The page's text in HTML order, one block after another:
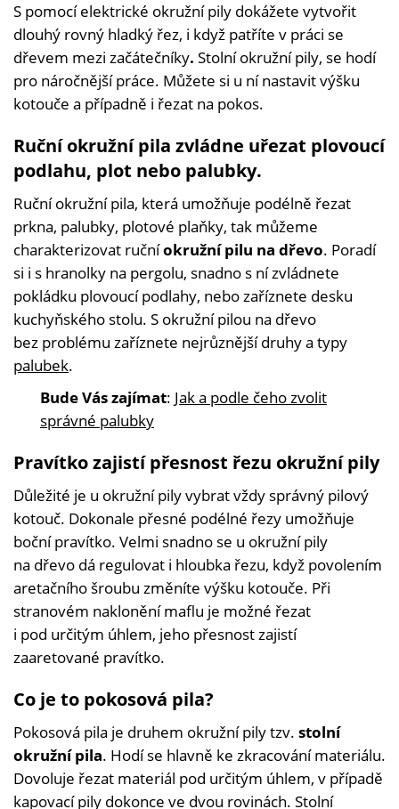
S pomocí elektrické okružní pily dokážete vytvořit
dlouhý rovný hladký řez, i když patříte v práci se
dřevem mezi začátečníky. Stolní okružní pily, se hodí
pro náročnější práce. Můžete si u ní nastavit výšku
kotouče a případně i řezat na pokos.
Ruční okružní pila zvládne uřezat plovoucí
podlahu, plot nebo palubky.
Ruční okružní pila, která umožňuje podélně řezat
prkna, palubky, plotové plaňky, tak můžeme
charakterizovat ručníokružní pilu na dřevo. Poradí
si i s hranolky na pergolu, snadno s ní zvládnete
pokládku plovoucí podlahy, nebo zaříznete desku
kuchyňského stolu. S okružní pilou na dřevo
bez problému zaříznete nejrůznější druhy a typy
palubek.
Bude Vás zajímat: Jak a podle čeho zvolit
správné palubky
Pravítko zajistí přesnost řezu okružní pily
Důležité je u okružní pily vybrat vždy správný pilový
kotouč. Dokonale přesné podélné řezy umožňuje
boční pravítko. Velmi snadno se u okružní pily
na dřevo dá regulovat i hloubka řezu, když povolením
aretačního šroubu změníte výšku kotouče. Při
stranovém naklonění maflu je možné řezat
i pod určitým úhlem, jeho přesnost zajistí
zaaretované pravítko.
Co je to pokosová pila?
Pokosová pila je druhem okružní pily tzv. stolní
okružní pila. Hodí se hlavně ke zkracování materiálu.
Dovoluje řezat materiál pod určitým úhlem, v případě
kapovací pily dokonce ve dvou rovinách. Stolní